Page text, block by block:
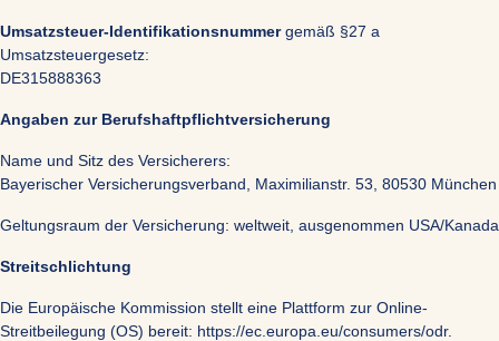
Umsatzsteuer-Identifikationsnummergemäß §27 a
Umsatzsteuergesetz:
DE315888363
Angaben zur Berufshaftpflichtversicherung
Name und Sitz des Versicherers:
Bayerischer Versicherungsverband, Maximilianstr. 53, 80530 München
Geltungsraum der Versicherung: weltweit, ausgenommen USA/Kanada
Streitschlichtung
Die Europäische Kommission stellt eine Plattform zur Online-
Streitbeilegung (OS) bereit: https://ec.europa.eu/consumers/odr.